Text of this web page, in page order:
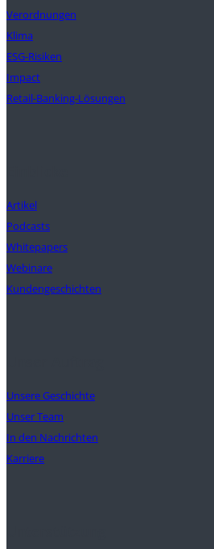
Verordnungen
Klima
ESG-Risiken
Impact
Retail-Banking-Lösungen
Artikel
Podcasts
Whitepapers
Webinare
Kundengeschichten
Unsere Geschichte
Unser Team
In den Nachrichten
Karriere